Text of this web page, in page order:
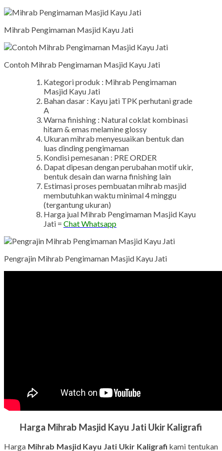
Mihrab Pengimaman Masjid Kayu Jati
Contoh Mihrab Pengimaman Masjid Kayu Jati
Kategori produk : Mihrab Pengimaman
Masjid Kayu Jati
Bahan dasar : Kayu jati TPK perhutani grade
A
Warna finishing : Natural coklat kombinasi
hitam & emas melamine glossy
Ukuran mihrab menyesuaikan bentuk dan
luas dinding pengimaman
Kondisi pemesanan : PRE ORDER
Dapat dipesan dengan perubahan motif ukir,
bentuk desain dan warna finishing lain
Estimasi proses pembuatan mihrab masjid
membutuhkan waktu minimal 4 minggu
(tergantung ukuran)
Harga jual Mihrab Pengimaman Masjid Kayu
Jati = Chat Whatsapp
Pengrajin Mihrab Pengimaman Masjid Kayu Jati
Harga Mihrab Masjid Kayu Jati Ukir Kaligrafi
Harga Mihrab Masjid Kayu Jati Ukir Kaligrafi kami tentukan